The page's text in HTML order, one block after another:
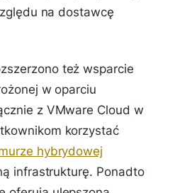
na dostawcę
też wsparcie
w oparciu
z VMware Cloud w
korzystać
hybrydowej
infrastrukturę. Ponadto